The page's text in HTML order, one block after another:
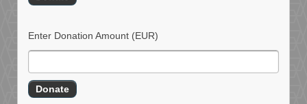
Enter Donation Amount (EUR)